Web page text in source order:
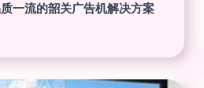
一流的韶关广告机解决方案